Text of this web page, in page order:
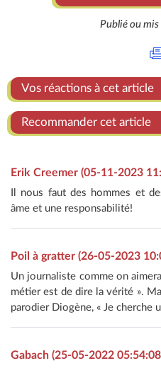
Publié ou
Vos réactions à cet article
Recommander cet article
Erik Creemer (05-11-2023
Il nous faut des hommes et
âme et une responsabilité!
Poil à gratter (26-05-2023
Un journaliste comme on
métier est de dire la vérité ».
parodier Diogène, « Je cherche
Gabach (25-05-2022